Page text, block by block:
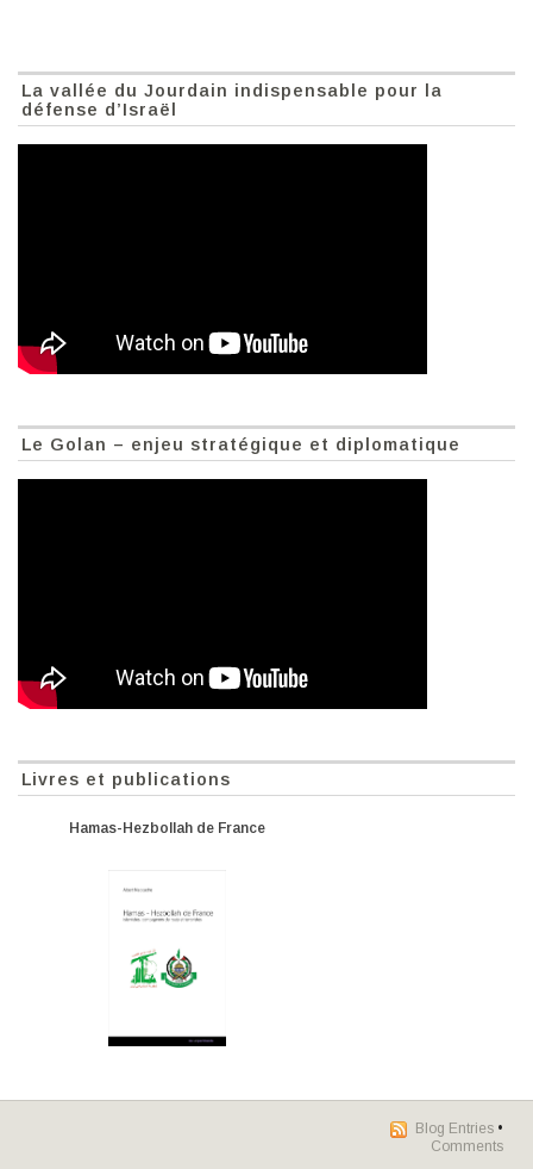
La vallée du Jourdain indispensable pour la
défense d’Israël
Le Golan – enjeu stratégique et diplomatique
Livres et publications
Hamas-Hezbollah de France
Blog Entries •
Comments